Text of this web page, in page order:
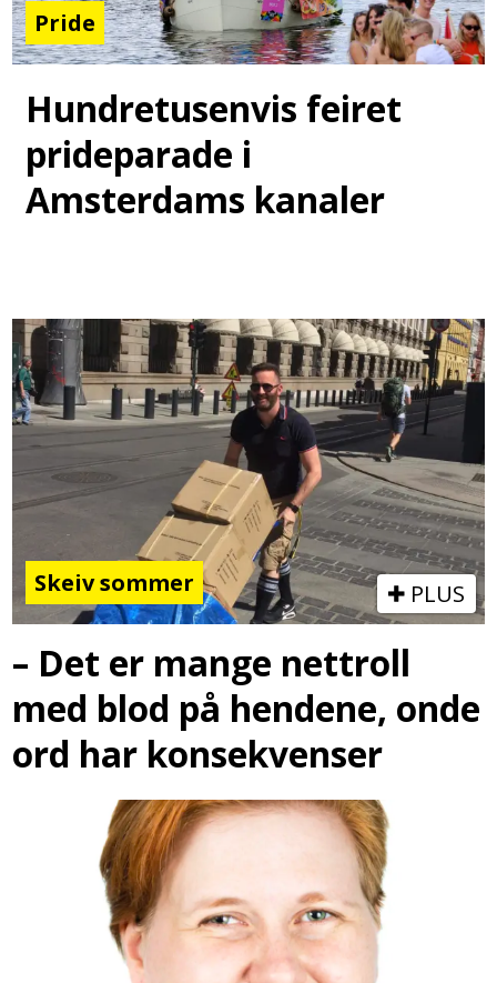
Pride
Hundretusenvis feiret
prideparade i
Amsterdams kanaler
Skeiv sommer PLUS
– Det er mange nettroll
med blod på hendene, onde
ord har konsekvenser